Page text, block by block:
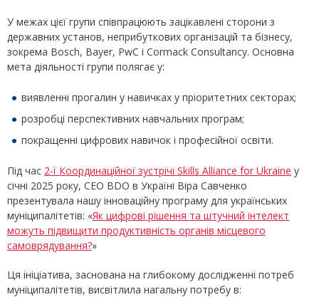
У межах цієї групи співпрацюють зацікавлені сторони з
державних установ, неприбуткових організацій та бізнесу,
зокрема Bosch, Bayer, PwC і Cormack Consultancy. Основна
мета діяльності групи полягає у:
виявленні прогалин у навичках у пріоритетних секторах;
розробці перспективних навчальних програм;
покращенні цифрових навичок і професійної освіти.
Під час 2-ї Координаційної зустрічі Skills Alliance for Ukraine у
січні 2025 року, СЕО BDO в Україні Віра Савченко
презентувала нашу інноваційну програму для українських
муніципалітетів: «Як цифрові рішення та штучний інтелект
можуть підвищити продуктивність органів місцевого
самоврядування?»
Ця ініціатива, заснована на глибокому дослідженні потреб
муніципалітетів, висвітлила нагальну потребу в: